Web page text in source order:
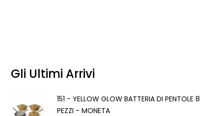
Gli Ultimi Arrivi
151 - YELLOW GLOW BATTERIA DI PENTOLE 8
PEZZI - MONETA